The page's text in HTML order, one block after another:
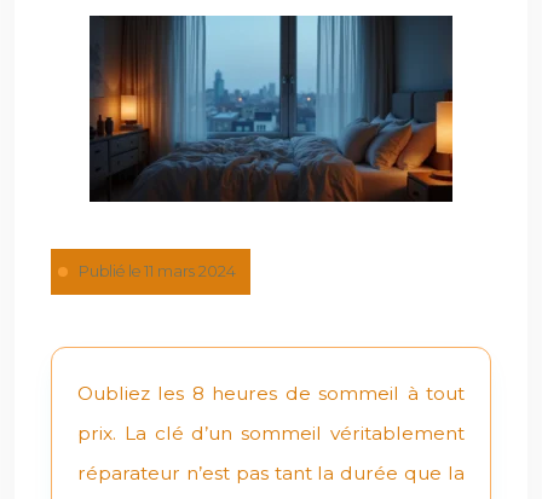
Publié le 11 mars 2024
Oubliez les 8 heures de sommeil à tout
prix. La clé d’un sommeil véritablement
réparateur n’est pas tant la durée que la